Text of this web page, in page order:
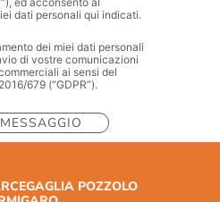
dati personali qui indicati.
dei miei dati personali
di vostre comunicazioni
ai sensi del
679 (“GDPR”).
POZZOLO